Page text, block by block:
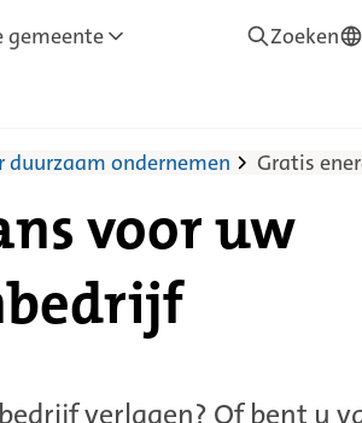
gemeente Zoeken—
ondernemen Gratis
voor uw
verlagen? Of bent u